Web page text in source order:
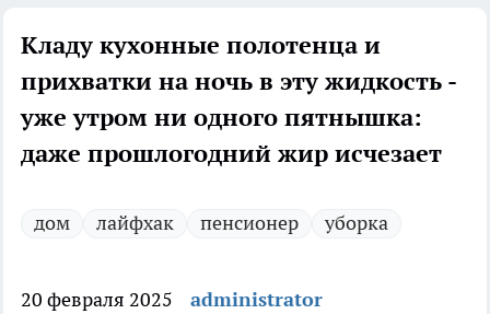
Кладу кухонные полотенца и
прихватки на ночь в эту жидкость -
уже утром ни одного пятнышка:
даже прошлогодний жир исчезает
дом лайфхак пенсионер уборка
20 февраля 2025
administrator